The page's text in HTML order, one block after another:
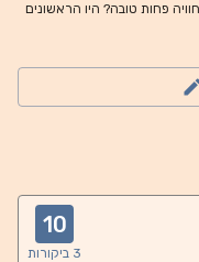
פחות טובה? היו הראשונים
10
3 ביקורות